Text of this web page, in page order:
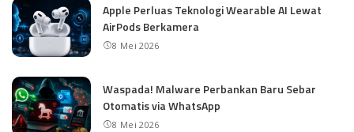
Apple Perluas Teknologi Wearable AI Lewat
AirPods Berkamera
8 Mei 2026
Waspada! Malware Perbankan Baru Sebar
Otomatis via WhatsApp
8 Mei 2026